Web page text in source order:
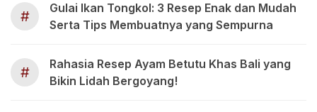
#
Gulai Ikan Tongkol: 3 Resep Enak dan Mudah
Serta Tips Membuatnya yang Sempurna
#
Rahasia Resep Ayam Betutu Khas Bali yang
Bikin Lidah Bergoyang!